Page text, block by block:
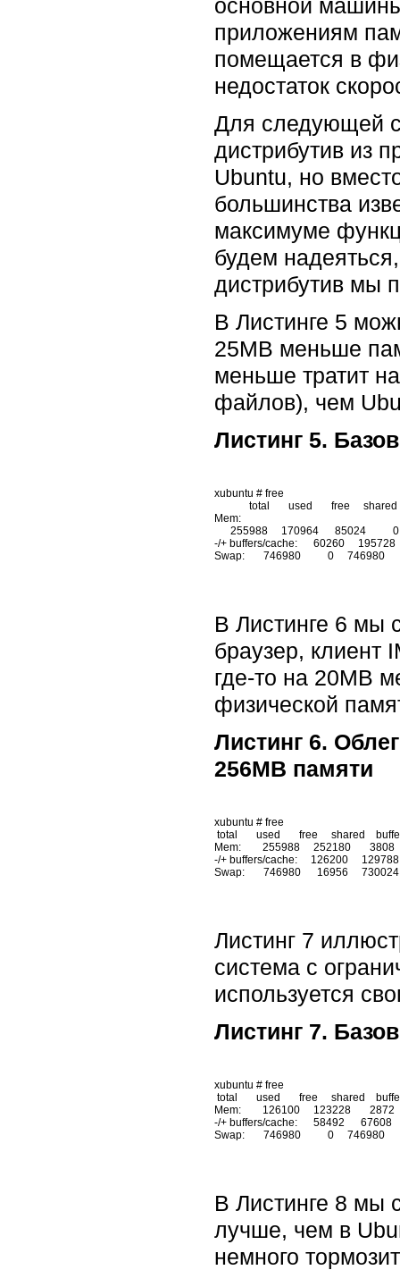
основной
приложениям
помещается в
недостаток
Для следующей
дистрибутив из
Ubuntu, но
большинства
максимуме
будем
дистрибутив мы
В Листинге 5
25MB меньше
меньше тратит
файлов), чем
Листинг 5.
xubuntu # free
Mem:
-/+ buffers/cache:      60260     195728
В Листинге 6 мы
браузер, клиент
где-то на 20MB
физической
Листинг 6.
256MB памяти
xubuntu # free
Mem:        255988     252180       3808
-/+ buffers/cache:     126200     129788
Листинг 7
система с
используется
Листинг 7.
xubuntu # free
Mem:        126100     123228       2872
-/+ buffers/cache:      58492      67608
В Листинге 8 мы
лучше, чем в
немного